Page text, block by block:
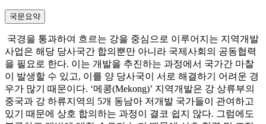
국문요약
국경을 통과하여 흐르는 강을 중심으로 이루어지는 지역개발
사업은 해당 당사국간 합의뿐만 아니라 국제사회의 공동협력
을 필요로 한다. 이는 개발을 추진하는 과정에서 국가간 마찰
이 발생할 수 있고, 이를 양 당사국이 서로 해결하기 어려운 경
우가 많기 때문이다. ‘메콩(Mekong)’ 지역개발은 강 상류부의
중국과 강 하류지역의 5개 동남아 저개발 국가들이 관여하고
있기 때문에 상호 합의하는 과정이 결코 쉽지 않다. 그럼에도